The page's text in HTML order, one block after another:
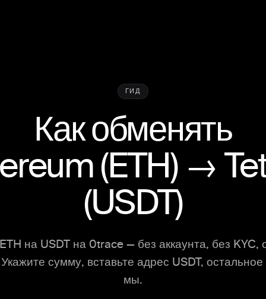
ГИД
Как обменять
(ETH) →
(USDT)
на USDT на 0trace — без аккаунта, без KYC,
сумму, вставьте адрес USDT,
мы.